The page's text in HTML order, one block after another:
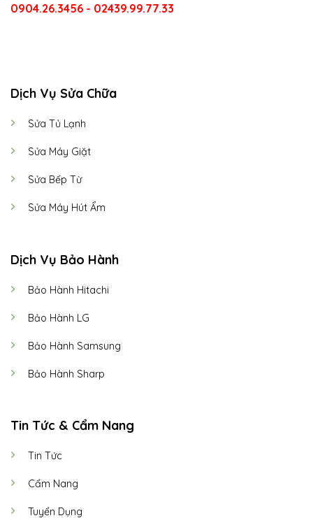
0904.26.3456 - 02439.99.77.33
Dịch Vụ Sửa Chữa
Sửa Tủ Lạnh
Sửa Máy Giặt
Sửa Bếp Từ
Sửa Máy Hút Ẩm
Dịch Vụ Bảo Hành
Bảo Hành Hitachi
Bảo Hành LG
Bảo Hành Samsung
Bảo Hành Sharp
Tin Tức & Cẩm Nang
Tin Tức
Cẩm Nang
Tuyển Dụng